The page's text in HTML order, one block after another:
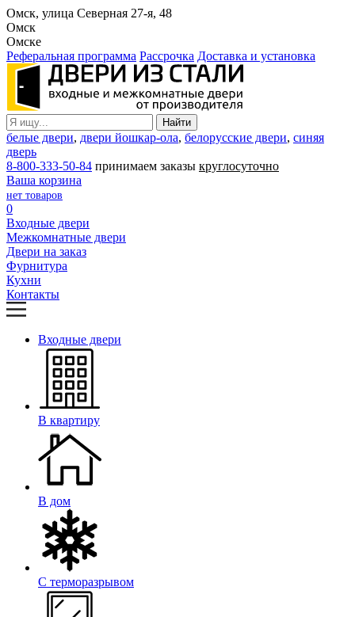
Омск, улица Северная 27-я, 48
Омск
Омске
Реферальная программа Рассрочка Доставка и установка
белые двери, двери йошкар-ола, белорусские двери, синяя
дверь
8-800-333-50-84 принимаем заказы круглосуточно
Ваша корзина
нет товаров
0
Входные двери
Межкомнатные двери
Двери на заказ
Фурнитура
Кухни
Контакты
Входные двери
В квартиру
В дом
С терморазрывом